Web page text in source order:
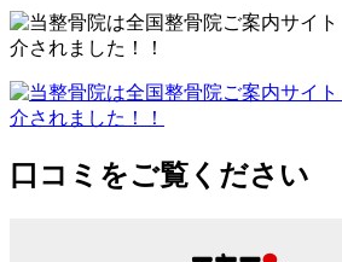
口コミをご覧ください